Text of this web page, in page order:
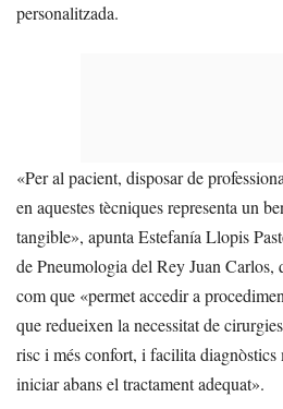
personalitzada.
«Per al pacient, disposar de
en aquestes tècniques representa un
tangible», apunta Estefanía Llopis
de Pneumologia del Rey Juan Carlos,
com que «permet accedir a
que redueixen la necessitat de
risc i més confort, i facilita diagnòstics
iniciar abans el tractament adequat».